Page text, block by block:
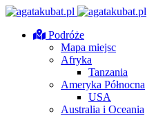
Podróże
Mapa miejsc
Afryka
Tanzania
Ameryka Północna
USA
Australia i Oceania